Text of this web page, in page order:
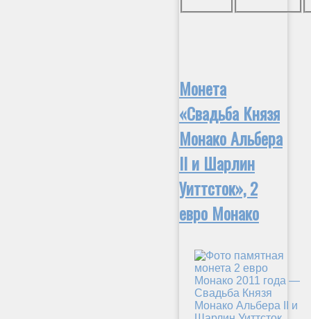
Монета
«Свадьба Князя
Монако Альбера
II и Шарлин
Уиттсток», 2
евро Монако